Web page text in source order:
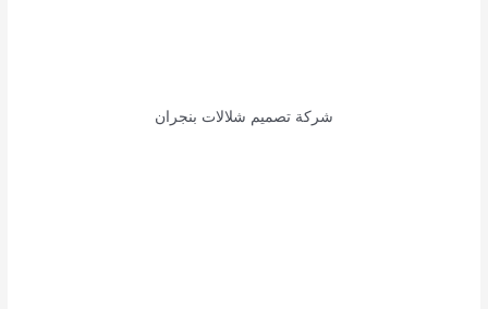
شركة تصميم شلالات بنجران